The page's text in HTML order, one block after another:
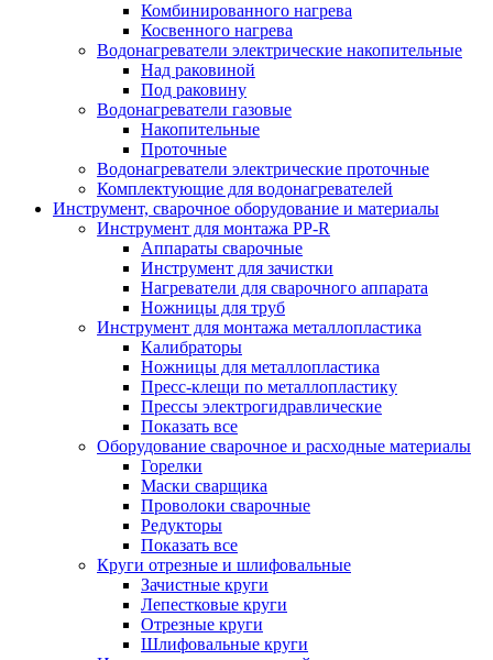
Комбинированного нагрева
Косвенного нагрева
Водонагреватели электрические накопительные
Над раковиной
Под раковину
Водонагреватели газовые
Накопительные
Проточные
Водонагреватели электрические проточные
Комплектующие для водонагревателей
Инструмент, сварочное оборудование и материалы
Инструмент для монтажа PP-R
Аппараты сварочные
Инструмент для зачистки
Нагреватели для сварочного аппарата
Ножницы для труб
Инструмент для монтажа металлопластика
Калибраторы
Ножницы для металлопластика
Пресс-клещи по металлопластику
Прессы электрогидравлические
Показать все
Оборудование сварочное и расходные материалы
Горелки
Маски сварщика
Проволоки сварочные
Редукторы
Показать все
Круги отрезные и шлифовальные
Зачистные круги
Лепестковые круги
Отрезные круги
Шлифовальные круги